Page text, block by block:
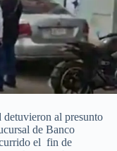
al presunto
de Banco
el fin de